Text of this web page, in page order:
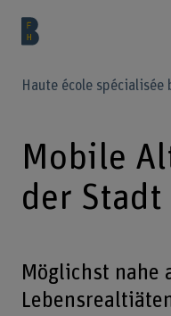
Haute école spécialisée
Mobile
der Stadt
Möglichst nahe